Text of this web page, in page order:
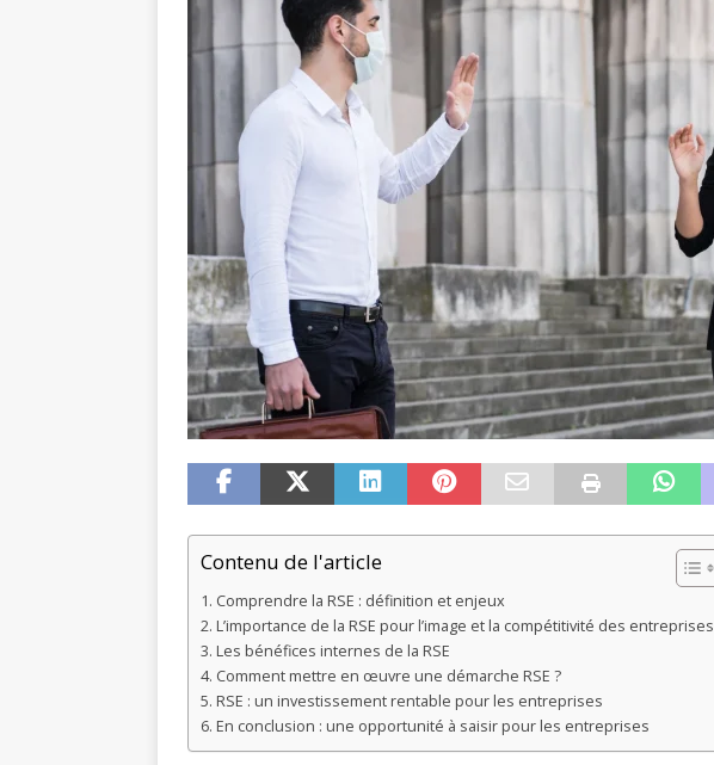
Contenu de l'article
Comprendre la RSE : définition et enjeux
L’importance de la RSE pour l’image et la compétitivité des entreprises
Les bénéfices internes de la RSE
Comment mettre en œuvre une démarche RSE ?
RSE : un investissement rentable pour les entreprises
En conclusion : une opportunité à saisir pour les entreprises